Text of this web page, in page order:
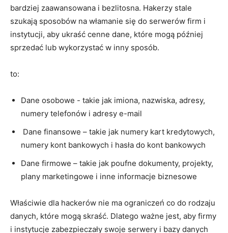
bardziej‍ zaawansowana i bezlitosna. Hakerzy​ stale
szukają ‍sposobów na ⁣włamanie się do serwerów ⁢firm ⁤i⁤
instytucji, ⁣aby ukraść cenne dane, które mogą później
‍sprzedać lub wykorzystać w inny sposób.
to:
Dane osobowe -⁤ takie jak imiona, nazwiska, adresy,
numery telefonów i‍ adresy e-mail
⁣ Dane ‍finansowe – takie jak‍ numery ‌kart kredytowych,
numery kont bankowych i hasła‍ do kont ⁣bankowych
Dane firmowe – ​takie​ jak‌ poufne dokumenty, ‍projekty,
⁢plany‍ marketingowe i inne informacje biznesowe
Właściwie dla hackerów nie ma ograniczeń co do rodzaju
danych, które ​mogą skraść. Dlatego ważne ⁢jest, ‌aby firmy
⁣i instytucje zabezpieczały ‌swoje serwery i ‌bazy danych